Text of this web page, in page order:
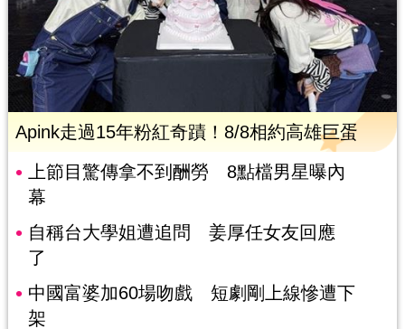
Apink走過15年粉紅奇蹟！8/8相約高雄巨蛋
上節目驚傳拿不到酬勞 8點檔男星曝內
幕
自稱台大學姐遭追問 姜厚任女友回應
了
中國富婆加60場吻戲 短劇剛上線慘遭下
架